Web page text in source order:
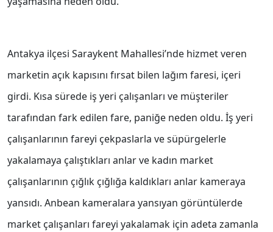
Antakya ilçesi Saraykent Mahallesi’nde hizmet veren
marketin açık kapısını fırsat bilen lağım faresi, içeri
girdi. Kısa sürede iş yeri çalışanları ve müşteriler
tarafından fark edilen fare, paniğe neden oldu. İş yeri
çalışanlarının fareyi çekpaslarla ve süpürgelerle
yakalamaya çalıştıkları anlar ve kadın market
çalışanlarının çığlık çığlığa kaldıkları anlar kameraya
yansıdı. Anbean kameralara yansıyan görüntülerde
market çalışanları fareyi yakalamak için adeta zamanla